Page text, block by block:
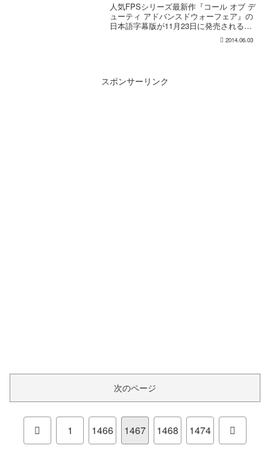
人気FPSシリーズ最新作『コール オブ デ
ューティ アドバンスドウォーフェア』の
日本語字幕版が11月23日に発売されるこ
とが、ゲーム誌のフラゲより明らかとな
りました。対応プラットフォームは2014.06.03
スポンサーリンク
次のページ
前
1 1466 1467 1468 1474
次